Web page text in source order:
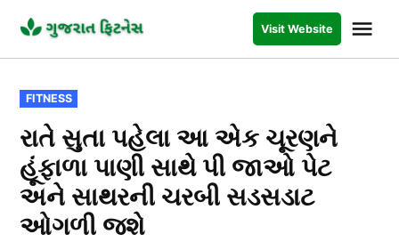
content
FITNESS
Visit Website
POSTED
IN
FITNESS
રાતે સુતા પહેલા આ એક ચૂરણને
હૂંફાળા પાણી સાથે પી જાઓ પેટ
અને સાથરની ચરબી સડસડાટ
ઓગળી જશે